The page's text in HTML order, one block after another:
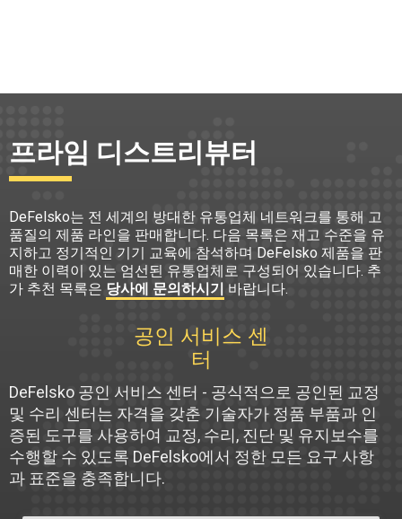
프라임 디스트리뷰터
DeFelsko는 전 세계의 방대한 유통업체 네트워크를 통해 고
품질의 제품 라인을 판매합니다. 다음 목록은 재고 수준을 유
지하고 정기적인 기기 교육에 참석하며 DeFelsko 제품을 판
매한 이력이 있는 엄선된 유통업체로 구성되어 있습니다. 추
가 추천 목록은 당사에 문의하시기 바랍니다.
공인 서비스 센
터
DeFelsko 공인 서비스 센터 - 공식적으로 공인된 교정
및 수리 센터는 자격을 갖춘 기술자가 정품 부품과 인
증된 도구를 사용하여 교정, 수리, 진단 및 유지보수를
수행할 수 있도록 DeFelsko에서 정한 모든 요구 사항
과 표준을 충족합니다.